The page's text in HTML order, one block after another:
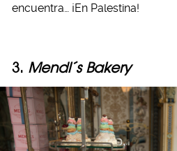
encuentra… ¡En Palestina!
3. Mendl´s Bakery